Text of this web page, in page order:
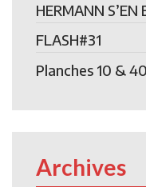
HERMANN S’EN
FLASH#31
Planches 10 &
Archives